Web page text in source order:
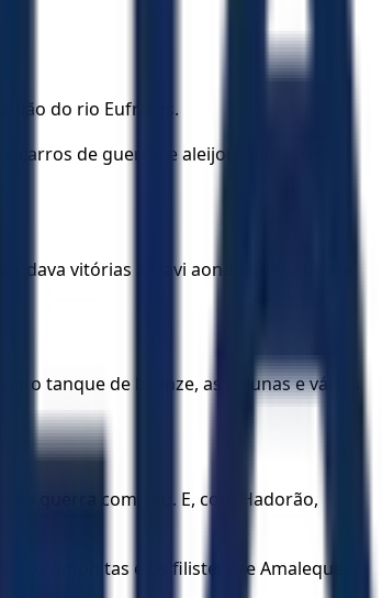
do rio Eufrates.
carros de guerra, e aleijou todos os
dava vitórias a Davi aonde quer que ele
o tanque de bronze, as colunas e vários
guerra com Toú. E, com Hadorão,
os amonitas e os filisteus, e Amaleque.